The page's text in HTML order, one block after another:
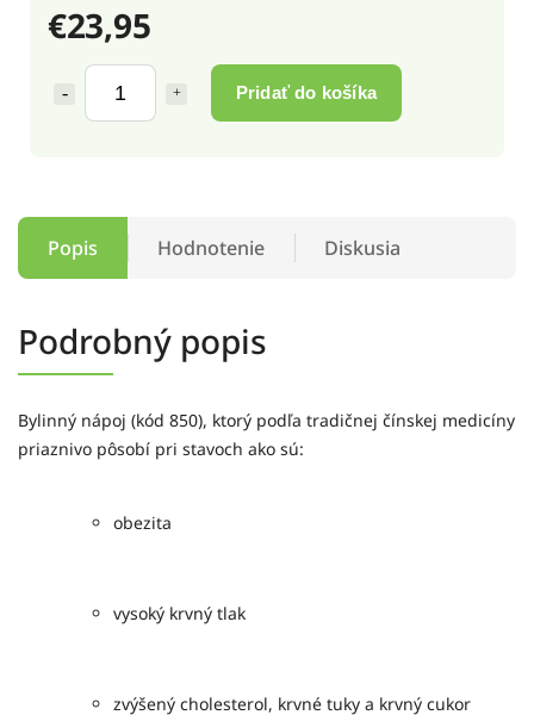
€23,95
Pridať do košíka
Popis Hodnotenie Diskusia
Podrobný popis
Bylinný nápoj (kód 850), ktorý podľa tradičnej čínskej medicíny
priaznivo pôsobí pri stavoch ako sú:
obezita
vysoký krvný tlak
zvýšený cholesterol, krvné tuky a krvný cukor